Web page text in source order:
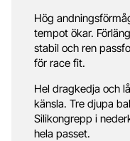
Hög
tempot ökar.
stabil och ren
för race fit.
Hel dragkedja och
känsla. Tre djupa
Silikongrepp i
hela passet.